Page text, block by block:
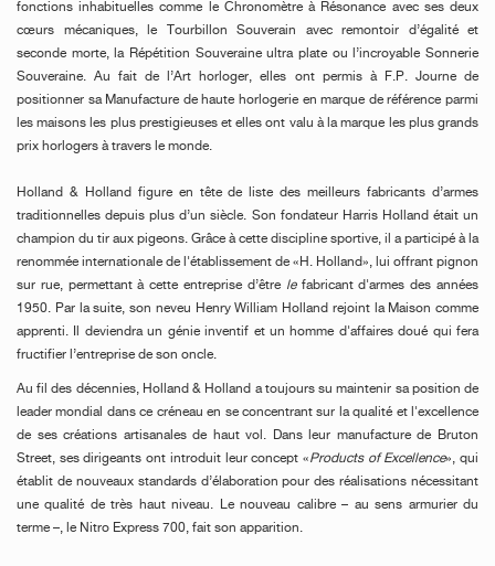
fonctions inhabituelles comme le Chronomètre à Résonance avec ses deux
cœurs mécaniques, le Tourbillon Souverain avec remontoir d’égalité et
seconde morte, la Répétition Souveraine ultra plate ou l’incroyable Sonnerie
Souveraine. Au fait de l’Art horloger, elles ont permis à F.P. Journe de
positionner sa Manufacture de haute horlogerie en marque de référence parmi
les maisons les plus prestigieuses et elles ont valu à la marque les plus grands
prix horlogers à travers le monde.
Holland & Holland figure en tête de liste des meilleurs fabricants d’armes
traditionnelles depuis plus d’un siècle. Son fondateur Harris Holland était un
champion du tir aux pigeons. Grâce à cette discipline sportive, il a participé à la
renommée internationale de l'établissement de «H. Holland», lui offrant pignon
sur rue, permettant à cette entreprise d’être lefabricant d'armes des années
1950. Par la suite, son neveu Henry William Holland rejoint la Maison comme
apprenti. Il deviendra un génie inventif et un homme d'affaires doué qui fera
fructifier l’entreprise de son oncle.
Au fil des décennies, Holland & Holland a toujours su maintenir sa position de
leader mondial dans ce créneau en se concentrant sur la qualité et l'excellence
de ses créations artisanales de haut vol. Dans leur manufacture de Bruton
Street, ses dirigeants ont introduit leur concept «Products of Excellence», qui
établit de nouveaux standards d’élaboration pour des réalisations nécessitant
une qualité de très haut niveau. Le nouveau calibre – au sens armurier du
terme –, le Nitro Express 700, fait son apparition.